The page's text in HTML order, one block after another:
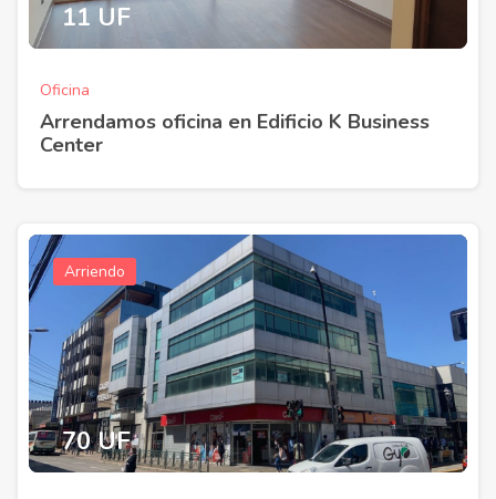
11 UF
Oficina
Arrendamos oficina en Edificio K Business
Center
Arriendo
70 UF